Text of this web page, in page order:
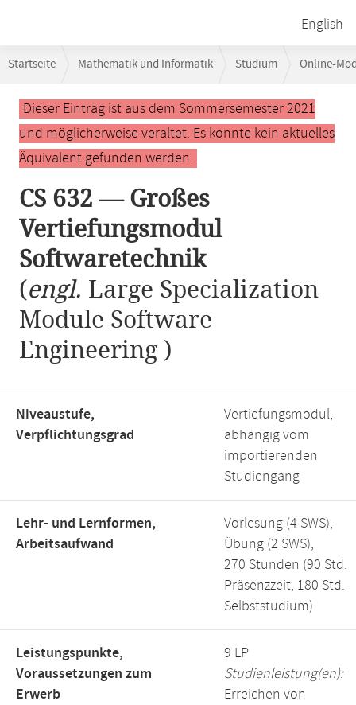
English
Navigation
Startseite Mathematik und Informatik Studium Online-
CS 632 — Großes Vertiefungsmodul Softwaretechnik
Hauptinhalt
Dieser Eintrag ist aus dem Sommersemester 2021
und möglicherweise veraltet. Es konnte kein aktuelles
Äquivalent gefunden werden.
CS 632 — Großes
Vertiefungsmodul
Softwaretechnik
(engl. Large Specialization
Module Software
Engineering )
Niveaustufe,
Verpflichtungsgrad
Vertiefungsmodul,
abhängig vom
importierenden
Studiengang
Lehr- und Lernformen,
Arbeitsaufwand
Vorlesung (4 SWS),
Übung (2 SWS),
270 Stunden (90 Std.
Präsenzzeit, 180 Std.
Selbststudium)
Leistungspunkte,
Voraussetzungen zum
Erwerb
9 LP
Studienleistung(en):
Erreichen von